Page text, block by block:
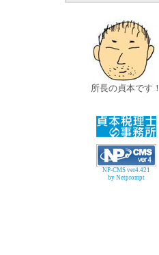
所長の貞本です！
NP-CMS ver4.421
by Netprompt